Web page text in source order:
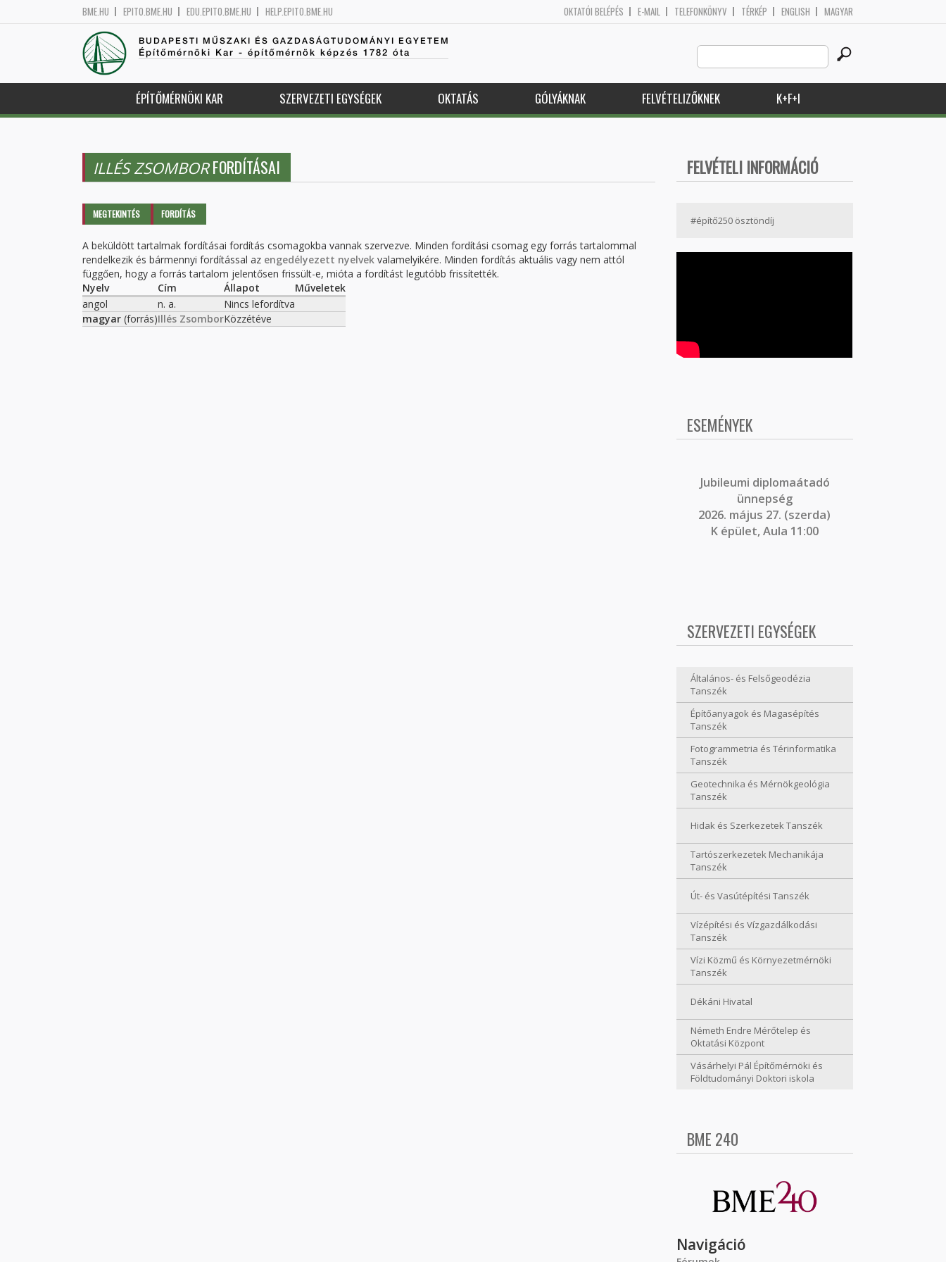
BME.HU EPITO.BME.HU EDU.EPITO.BME.HU HELP.EPITO.BME.HU OKTATÓI BELÉPÉS E-MAIL TELEFONKÖNYV TÉRKÉP ENGLISH MAGYAR
BUDAPESTI MŰSZAKI ÉS GAZDASÁGTUDOMÁNYI EGYETEM
Építőmérnöki Kar - építőmérnök képzés 1782 óta
Search
this
site
ÉPÍTŐMÉRNÖKI KAR SZERVEZETI EGYSÉGEK OKTATÁS GÓLYÁKNAK FELVÉTELIZŐKNEK K+F+I
ILLÉS ZSOMBORFORDÍTÁSAI
Elsődleges fülek
MEGTEKINTÉS FORDÍTÁS
A beküldött tartalmak fordításai fordítás csomagokba vannak szervezve. Minden fordítási csomag egy forrás tartalommal
rendelkezik és bármennyi fordítással az engedélyezett nyelvek valamelyikére. Minden fordítás aktuális vagy nem attól
függően, hogy a forrás tartalom jelentősen frissült-e, mióta a fordítást legutóbb frissítették.
Nyelv
Cím Állapot
Műveletek
angol
n. a.
Nincs lefordítva
magyar (forrás)Illés ZsomborKözzétéve
FELVÉTELI INFORMÁCIÓ
#építő250 ösztöndíj
ESEMÉNYEK
Jubileumi diplomaátadó
ünnepség
2026. május 27. (szerda)
K épület, Aula 11:00
SZERVEZETI EGYSÉGEK
Általános- és Felsőgeodézia
Tanszék
Építőanyagok és Magasépítés
Tanszék
Fotogrammetria és Térinformatika
Tanszék
Geotechnika és Mérnökgeológia
Tanszék
Hidak és Szerkezetek Tanszék
Tartószerkezetek Mechanikája
Tanszék
Út- és Vasútépítési Tanszék
Vízépítési és Vízgazdálkodási
Tanszék
Vízi Közmű és Környezetmérnöki
Tanszék
Dékáni Hivatal
Németh Endre Mérőtelep és
Oktatási Központ
Vásárhelyi Pál Építőmérnöki és
Földtudományi Doktori iskola
BME 240
Navigáció